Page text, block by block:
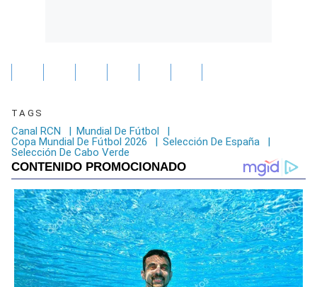
TAGS
Canal RCN | Mundial De Fútbol
|
Copa Mundial De Fútbol 2026
| Selección De España
|
Selección De Cabo Verde